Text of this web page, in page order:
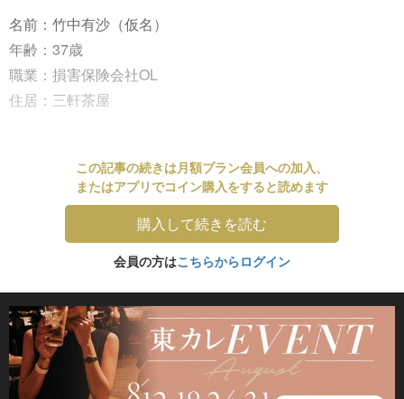
名前：竹中有沙（仮名）
年齢：37歳
職業：損害保険会社OL
住居：三軒茶屋
この記事の続きは月額プラン会員への加入、
またはアプリでコイン購入をすると読めます
購入して続きを読む
会員の方はこちらからログイン